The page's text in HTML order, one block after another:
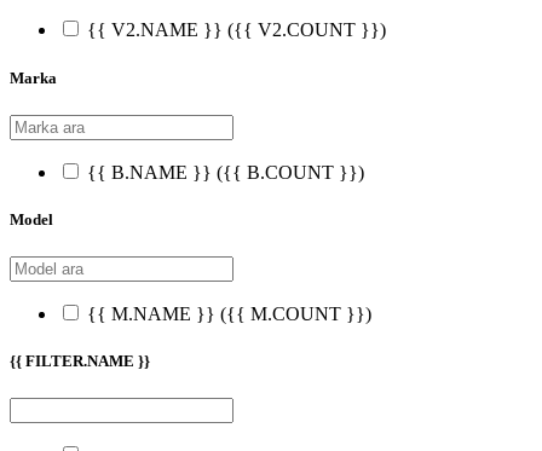
{{ V2.NAME }} ({{ V2.COUNT }})
Marka
{{ B.NAME }} ({{ B.COUNT }})
Model
{{ M.NAME }} ({{ M.COUNT }})
{{ FILTER.NAME }}